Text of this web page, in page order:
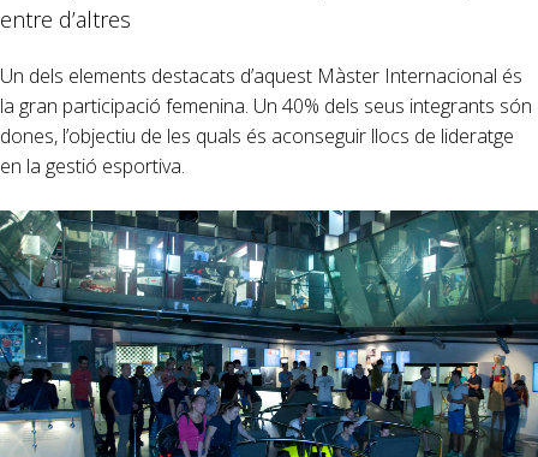
entre d’altres
Un dels elements destacats d’aquest Màster Internacional és
la gran participació femenina. Un 40% dels seus integrants són
dones, l’objectiu de les quals és aconseguir llocs de lideratge
en la gestió esportiva.